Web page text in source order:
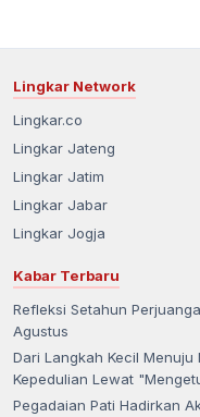
Lingkar Network
Lingkar.co
Lingkar Jateng
Lingkar Jatim
Lingkar Jabar
Lingkar Jogja
Kabar Terbaru
Refleksi Setahun
Agustus
Dari Langkah Kecil
Kepedulian Lewat
Pegadaian Pati Hadirkan